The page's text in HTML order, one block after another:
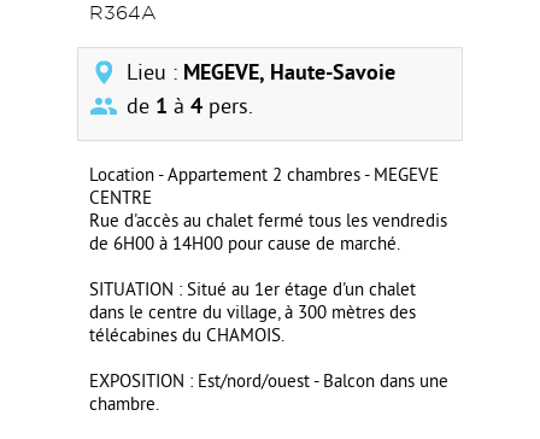
R364A
Lieu : MEGEVE, Haute-Savoie
de 1 à 4 pers.
Location - Appartement 2 chambres - MEGEVE
CENTRE
Rue d'accès au chalet fermé tous les vendredis
de 6H00 à 14H00 pour cause de marché.
SITUATION : Situé au 1er étage d'un chalet
dans le centre du village, à 300 mètres des
télécabines du CHAMOIS.
EXPOSITION : Est/nord/ouest - Balcon dans une
chambre.